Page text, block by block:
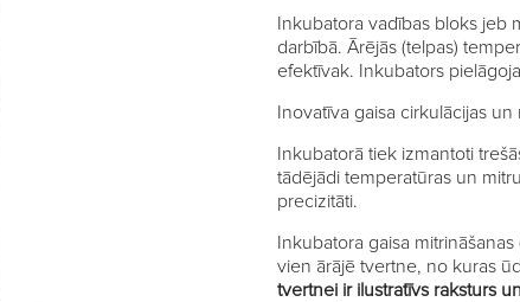
Inkubatora vadības bloks jeb
darbībā. Ārējās (telpas)
efektīvak. Inkubators
Inovatīva gaisa cirkulācijas
Inkubatorā tiek izmantoti
tādējādi temperatūras un
precizitāti.
Inkubatora gaisa
vien ārājē tvertne, no kuras
tvertnei ir ilustratīvs raksturs